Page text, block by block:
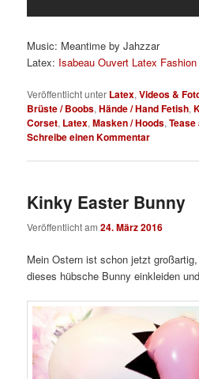
Music: Meantime by Jahzzar
Latex: Isabeau Ouvert Latex Fashion
Veröffentlicht unter Latex,Videos &
Brüste / Boobs,Hände / Hand Fetish,
Corset, Latex,Masken / Hoods,Tease
Schreibe einen Kommentar
Kinky Easter Bunny
Veröffentlicht am24. März 2016
Mein Ostern ist schon jetzt
dieses hübsche Bunny einkleiden